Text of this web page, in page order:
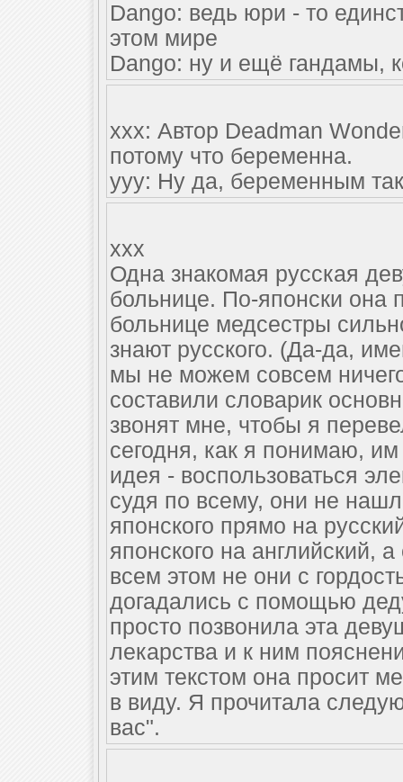
Dango: ведь юри - то
этом мире
Dango: ну и ещё гандамы,
xxx: Автор Deadman
потому что беременна.
yyy: Ну да, беременным
xxx
Одна знакомая русская
больнице. По-японски она
больнице медсестры
знают русского. (Да-да,
мы не можем совсем
составили словарик
звонят мне, чтобы я
сегодня, как я понимаю,
идея - воспользоваться
судя по всему, они не
японского прямо на
японского на английский,
всем этом не они с
догадались с помощью
просто позвонила эта
лекарства и к ним
этим текстом она просит
в виду. Я прочитала
вас".